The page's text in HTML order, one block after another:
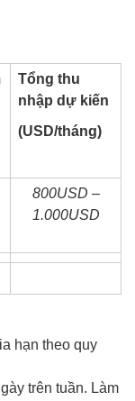
Tổng thu
nhập dự kiến
(USD/tháng)
800USD –
1.000USD
hạn theo quy
trên tuần. Làm